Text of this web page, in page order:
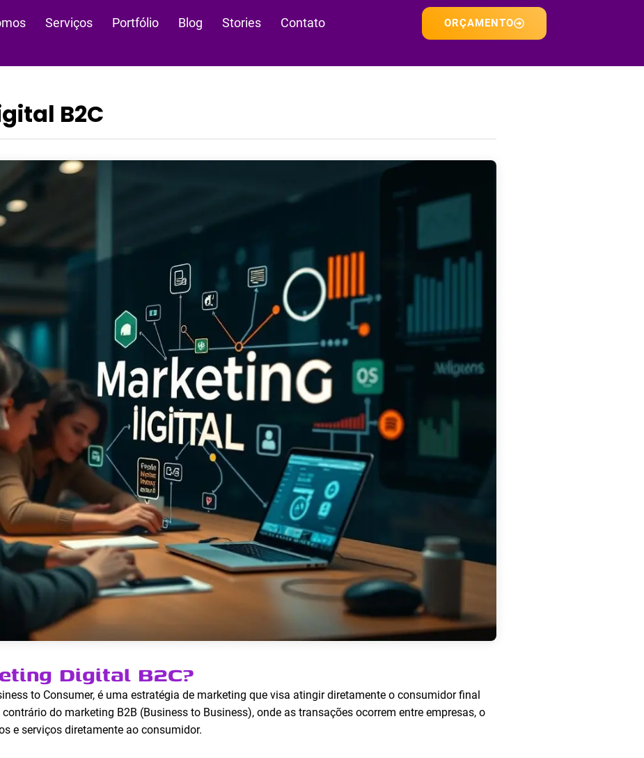
Serviços Portfólio Blog Stories Contato ORÇAMENTO
B2C
Digital B2C?
to Consumer, é uma estratégia de marketing que visa atingir diretamente o consumidor final
do marketing B2B (Business to Business), onde as transações ocorrem entre empresas, o
e serviços diretamente ao consumidor.